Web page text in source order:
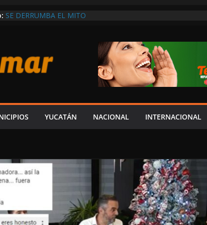
SE DERRUMBA EL MITO
REPUBLICANA; “HASTA MADRID LE LLEGAN LAS CRÍTICAS”
EN LAS TRIPAS DEL JAGUAR: 08 DE AGOSTO DE 2026
CAPTAN A LAYDA EN UNA DE LAS CADENAS DE ARTÍCULOS
DE LUJO MÁS GRANDES DE EUROPA: MARCEL CARRILLO
VIVE CAMPECHE SU PEOR MOMENTO: PAN; LA ECONOMÍA
OBRAS Y MEDIOS CRÍTICOS SON CENSURADOS
YUCATÁN NACIONAL INTERNACIONAL